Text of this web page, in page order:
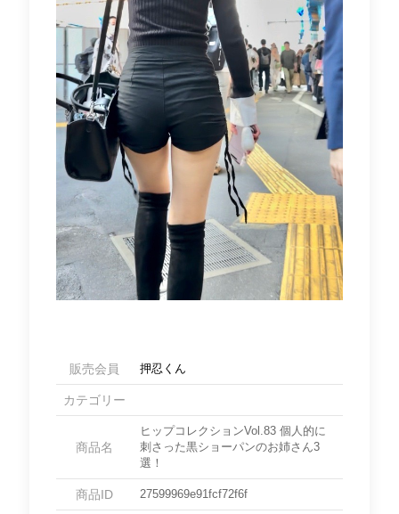
販売会員 押忍くん
カテゴリー
商品名
ヒップコレクションVol.83 個人的に
刺さった黒ショーパンのお姉さん3
選！
商品ID 27599969e91fcf72f6f